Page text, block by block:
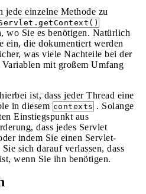
jede einzelne Methode zu
wo Sie es benötigen. Natürlich
ein, die dokumentiert werden
was viele Nachteile bei der
mit großem Umfang
ist, dass jeder Thread eine
in diesem contexts . Solange
Einstiegspunkt aus
dass jedes Servlet
indem Sie einen Servlet-
sich darauf verlassen, dass
wenn Sie ihn benötigen.